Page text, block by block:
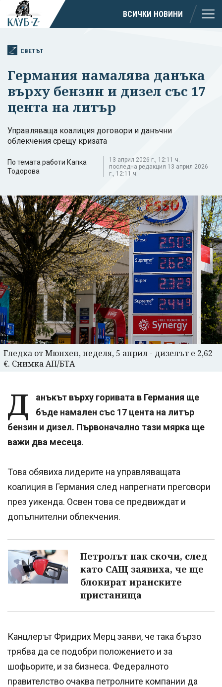
ВСИЧКИ НОВИНИ
СВЕТЪТ
Германия намалява данъка
върху бензин и дизел със 17
цента на литър
Управляваща коалиция договори и данъчни
облекчения срещу кризата
По темата работи Капка
Тодорова
13 април 2026 г., 12:11 ч.
последна редакция 13 април 2026
г., 12:11 ч.
Гледка от Мюнхен, неделя, 5 април - дизелът е 2,62
€. Снимка АП/БТА
Д
анъкът върху горивата в Германия ще
бъде намален със 17 цента на литър
бензин и дизел. Първоначално тази мярка ще
важи два месеца.
Това обявиха лидерите на управляващата
коалиция в Германия след напрегнати преговори
през уикенда. Освен това се предвиждат и
допълнителни облекчения.
Петролът пак скочи, след
като САЩ заявиха, че ще
блокират иранските
пристанища
Канцлерът Фридрих Мерц заяви, че така бързо
трябва да се подобри положението и за
шофьорите, и за бизнеса. Федералното
правителство очаква петролните компании да